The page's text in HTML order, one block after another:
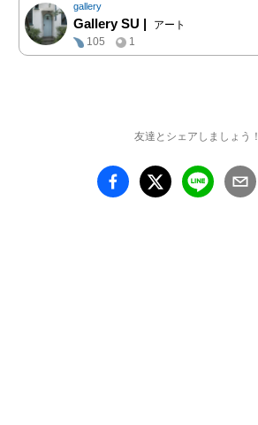
gallery
Gallery SU |
アート
105
1
友達とシェアしましょう！